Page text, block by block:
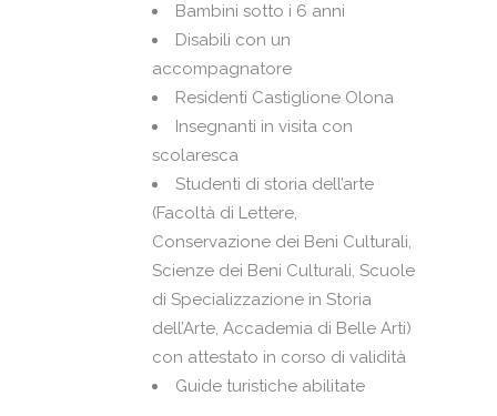
Bambini sotto i 6 anni
Disabili con un
accompagnatore
Residenti Castiglione Olona
Insegnanti in visita con
scolaresca
Studenti di storia dell’arte
(Facoltà di Lettere,
Conservazione dei Beni Culturali,
Scienze dei Beni Culturali, Scuole
di Specializzazione in Storia
dell’Arte, Accademia di Belle Arti)
con attestato in corso di validità
Guide turistiche abilitate